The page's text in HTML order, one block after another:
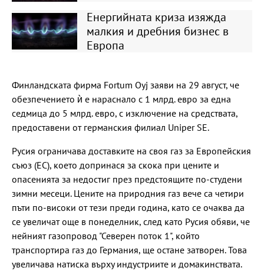
Енергийната криза изяжда
малкия и дребния бизнес в
Европа
Финландската фирма Fortum Oyj заяви на 29 август, че
обезпечението ѝ е нараснало с 1 млрд. евро за една
седмица до 5 млрд. евро, с изключение на средствата,
предоставени от германския филиал Uniper SE.
Русия ограничава доставките на своя газ за Европейския
съюз (ЕС), което допринася за скока при цените и
опасенията за недостиг през предстоящите по-студени
зимни месеци. Цените на природния газ вече са четири
пъти по-високи от тези преди година, като се очаква да
се увеличат още в понеделник, след като Русия обяви, че
нейният газопровод "Северен поток 1", който
транспортира газ до Германия, ще остане затворен. Това
увеличава натиска върху индустриите и домакинствата.